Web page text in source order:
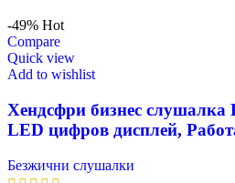
-49% Hot
Compare
Quick view
Add to wishlist
Хендсфри бизнес слушалка
LED цифров дисплей,
Безжични слушалки